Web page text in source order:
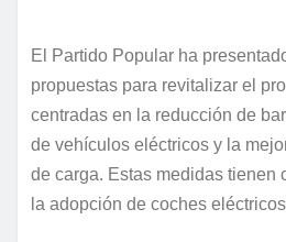
El Partido Popular ha
propuestas para revitalizar el
centradas en la reducción de
de vehículos eléctricos y la
de carga. Estas medidas tienen
la adopción de coches